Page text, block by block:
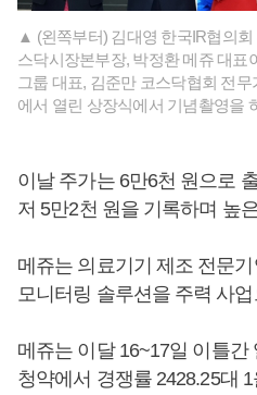
▲ (왼쪽부터) 김대영 한국IR협의
스닥시장본부장, 박정환 메쥬 대표
그룹 대표, 김준만 코스닥협회 전
에서 열린 상장식에서 기념촬영을
이날 주가는 6만6천 원으로
저 5만2천 원을 기록하며 높
메쥬는 의료기기 제조 전문
모니터링 솔루션을 주력 사
메쥬는 이달 16~17일 이틀
청약에서 경쟁률 2428.25대